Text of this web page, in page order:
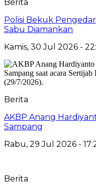
Berita
Polisi Bekuk
Sabu Diamankan
Kamis, 30 Jul 2026 -
Berita
AKBP Anang
Sampang
Rabu, 29 Jul 2026 -
Berita